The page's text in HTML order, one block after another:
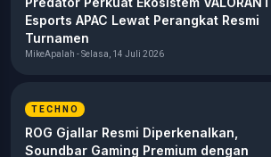
Esports APAC Lewat Perangkat Resmi
Turnamen
MikeApalah - Selasa, 14 Juli 2026
TECHNO
ROG Gjallar Resmi Diperkenalkan,
Soundbar Gaming Premium dengan